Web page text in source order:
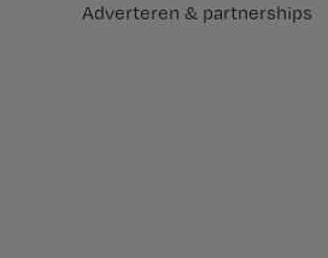
Adverteren & partnerships